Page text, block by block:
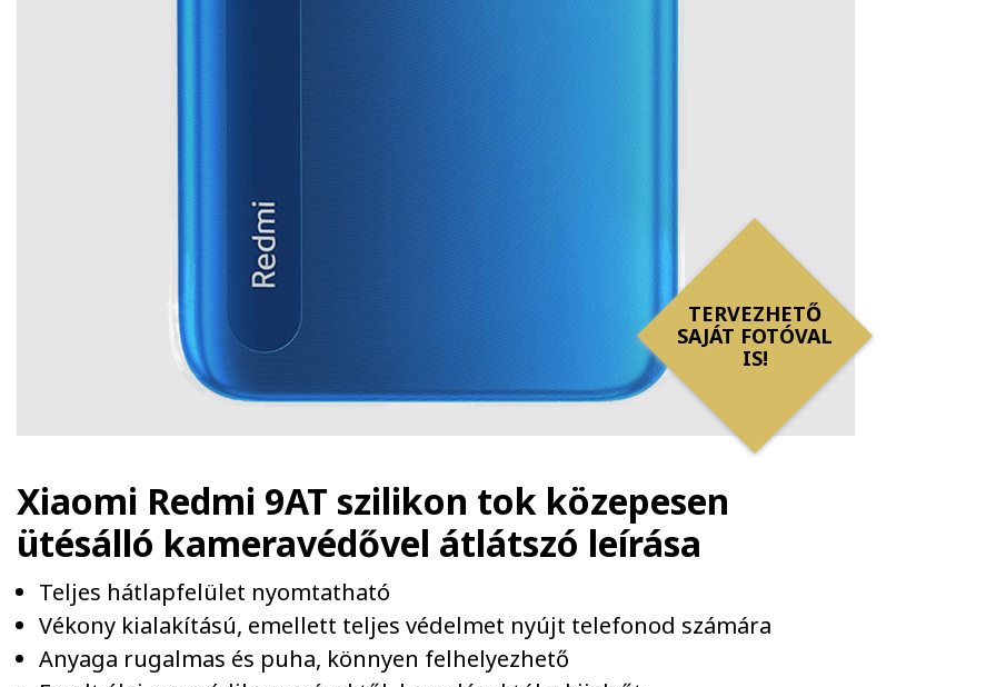
TERVEZHETŐ
SAJÁT FOTÓVAL
IS!
Xiaomi Redmi 9AT szilikon tok közepesen
ütésálló kameravédővel átlátszó leírása
Teljes hátlapfelület nyomtatható
Vékony kialakítású, emellett teljes védelmet nyújt telefonod számára
Anyaga rugalmas és puha, könnyen felhelyezhető